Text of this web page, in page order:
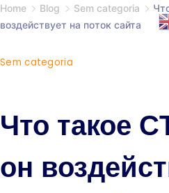
Home Blog Sem categoria
воздействует на поток сайта
Sem categoria
Что такое
он